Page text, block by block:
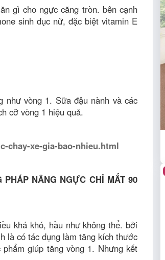
gì cho ngực căng tròn. bên cạnh
sinh dục nữ, đặc biệt vitamin E
như vòng 1. Sữa đậu nành và các
cỡ vòng 1 hiệu quả.
chay-xe-gia-bao-nhieu.html
NÂNG NGỰC CHỈ MẤT 90
khá khó, hầu như không thể. bởi
là có tác dụng làm tăng kích thước
giúp tăng vòng 1. Nhưng kết